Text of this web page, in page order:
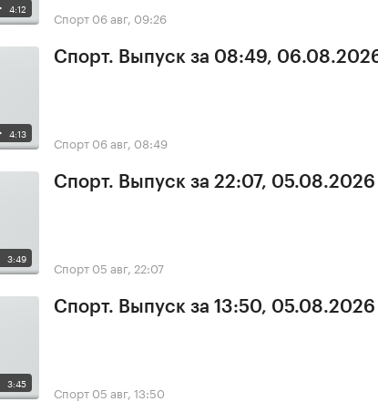
4:12 Спорт 06 авг, 09:26
4:13
Спорт. Выпуск за 08:49,
Спорт 06 авг, 08:49
3:49
Спорт. Выпуск за 22:07, 05.08.2026
Спорт 05 авг, 22:07
3:45
Спорт. Выпуск за 13:50, 05.08.2026
Спорт 05 авг, 13:50